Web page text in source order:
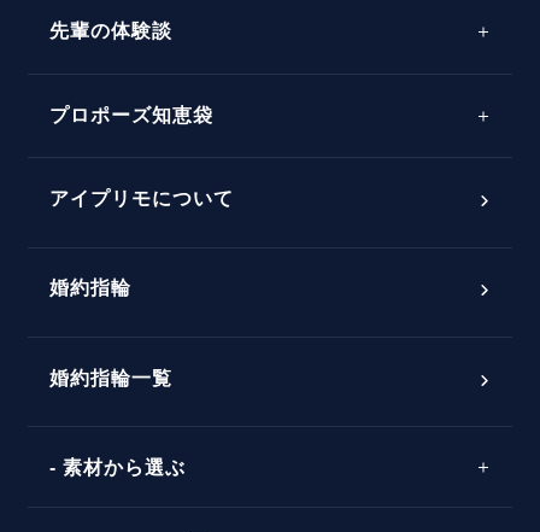
プロポーズアイテム
パーフェクトプロポーズリング
先輩の体験談
プロポーズ知恵袋
ダイヤモンドの品質とは？
アイプリモについて
婚約指輪
婚約指輪一覧
素材から選ぶ